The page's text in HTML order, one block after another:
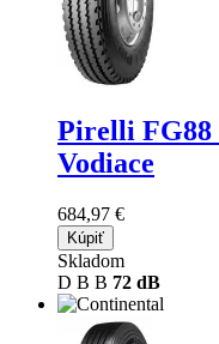
Pirelli FG88
Vodiace
684,97 €
Kúpiť
Skladom
D B B 72 dB